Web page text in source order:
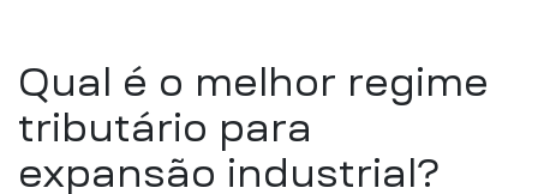
Qual é o melhor regime
tributário para
expansão industrial?